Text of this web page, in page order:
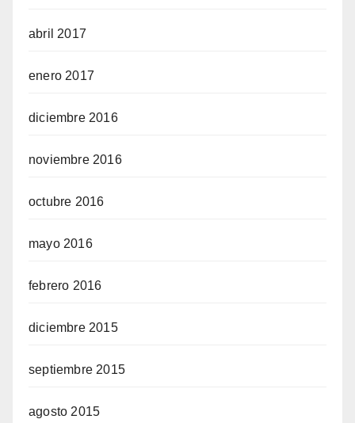
abril 2017
enero 2017
diciembre 2016
noviembre 2016
octubre 2016
mayo 2016
febrero 2016
diciembre 2015
septiembre 2015
agosto 2015